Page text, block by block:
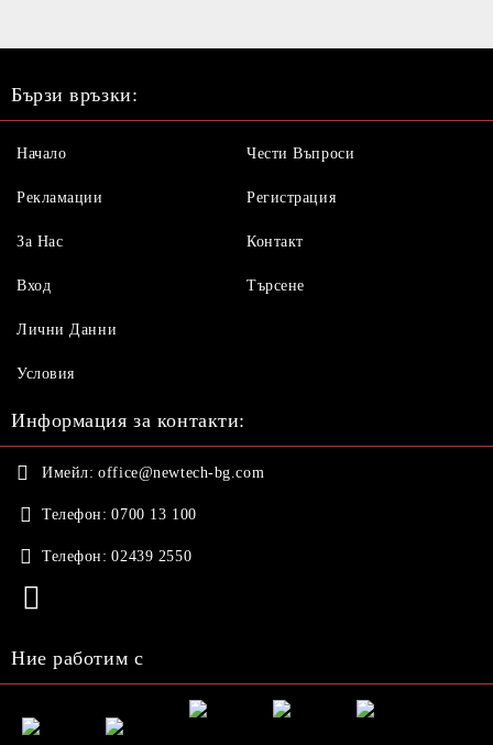
Бързи връзки:
Начало
Рекламации
За Нас
Вход
Чести Въпроси
Регистрация
Контакт
Търсене
Лични Данни
Условия
Информация за контакти:
Имейл: office@newtech-bg.com
Телефон: 0700 13 100
Телефон: 02439 2550
Ние работим с